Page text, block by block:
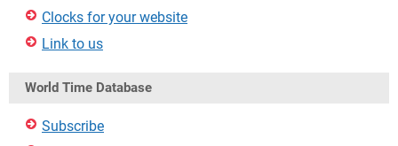
Clocks for your website
Link to us
World Time Database
Subscribe